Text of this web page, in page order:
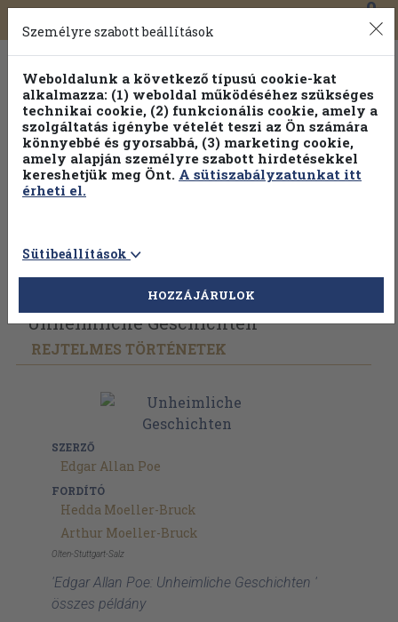
Toggle
navigation
0
Válogasson több mint 1.000.000 kiadványunk közül
100% kedvezménnyel!
Vissza az előző oldalra Válasszon példányt
Unheimliche Geschichten
REJTELMES TÖRTÉNETEK
SZERZŐ
Edgar Allan Poe
FORDÍTÓ
Hedda Moeller-Bruck
Arthur Moeller-Bruck
Olten-Stuttgart-Salz
'Edgar Allan Poe: Unheimliche Geschichten '
összes példány
Személyre szabott beállítások
Weboldalunk a következő típusú cookie-kat
alkalmazza: (1) weboldal működéséhez szükséges
technikai cookie, (2) funkcionális cookie, amely a
szolgáltatás igénybe vételét teszi az Ön számára
könnyebbé és gyorsabbá, (3) marketing cookie,
amely alapján személyre szabott hirdetésekkel
kereshetjük meg Önt. A sütiszabályzatunkat itt
érheti el.
Sütibeállítások
HOZZÁJÁRULOK